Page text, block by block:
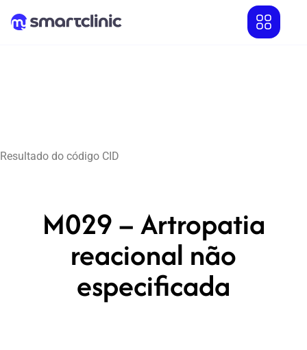
Resultado do código CID
M029 – Artropatia
reacional não
especificada